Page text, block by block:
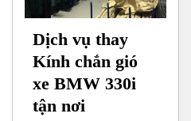
Dịch vụ thay
Kính chắn gió
xe BMW 330i
tận nơi